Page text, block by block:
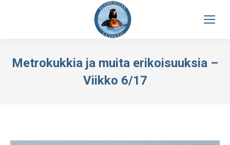
Metrokukkia ja muita erikoisuuksia –
Viikko 6/17